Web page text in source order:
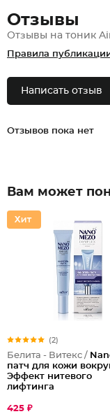
Отзывы
Отзывы на тоник
Правила
Написать отзыв
Отзывов пока нет
Вам может
(2)
Белита - Витекс /
патч для кожи
Эффект нитевого
лифтинга
425 ₽